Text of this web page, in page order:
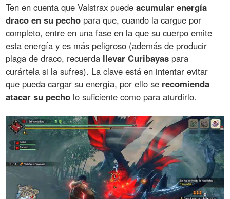
Ten en cuenta que Valstrax puedeacumular energía
draco en su pecho para que, cuando la cargue por
completo, entre en una fase en la que su cuerpo emite
esta energía y es más peligroso (además de producir
plaga de draco, recuerda llevar Curibayas para
curártela si la sufres). La clave está en intentar evitar
que pueda cargar su energía, por ello se recomienda
atacar su pecho lo suficiente como para aturdirlo.